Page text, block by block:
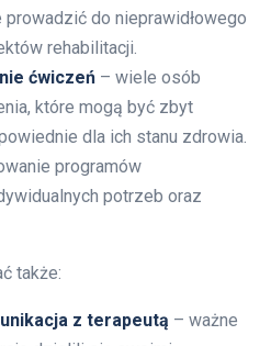
do nieprawidłowego
rehabilitacji.
ćwiczeń – wiele osób
które mogą być zbyt
dla ich stanu zdrowia.
programów
potrzeb oraz
także:
z terapeutą – ważne